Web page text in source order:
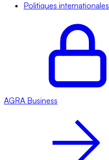
Politiques internationales
AGRA Business